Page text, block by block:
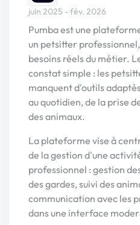
juin 2025 - fév. 2026
Pumba est une
un petsitter
besoins réels du métier.
constat simple : les
manquent d'outils
au quotidien, de la prise
des animaux.
La plateforme vise à
de la gestion d'une
professionnel : gestion
des gardes, suivi des
communication avec les
dans une interface